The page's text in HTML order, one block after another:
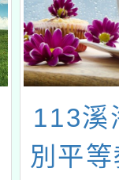
113溪
別平